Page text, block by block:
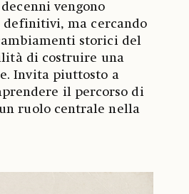
vengono
ma cercando
storici del
di costruire una
Invita piuttosto a
il percorso di
ruolo centrale nella